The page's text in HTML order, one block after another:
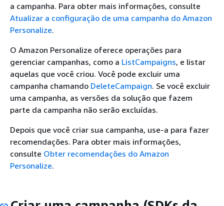
a campanha. Para obter mais informações, consulte
Atualizar a configuração de uma campanha do Amazon
Personalize.
O Amazon Personalize oferece operações para
gerenciar campanhas, como a ListCampaigns, e listar
aquelas que você criou. Você pode excluir uma
campanha chamando DeleteCampaign. Se você excluir
uma campanha, as versões da solução que fazem
parte da campanha não serão excluídas.
Depois que você criar sua campanha, use-a para fazer
recomendações. Para obter mais informações,
consulte Obter recomendações do Amazon
Personalize.